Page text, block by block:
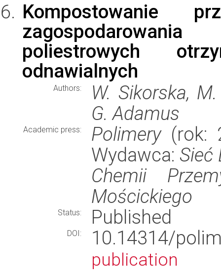
Kompostowanie
poliestrowych
odnawialnych
Authors:
W. Sikorska,
G. Adamus
Academic press: Polimery(rok:
Wydawca: Sieć
Chemii
Mościckiego
Status: Published
DOI: 10.14314/
publication